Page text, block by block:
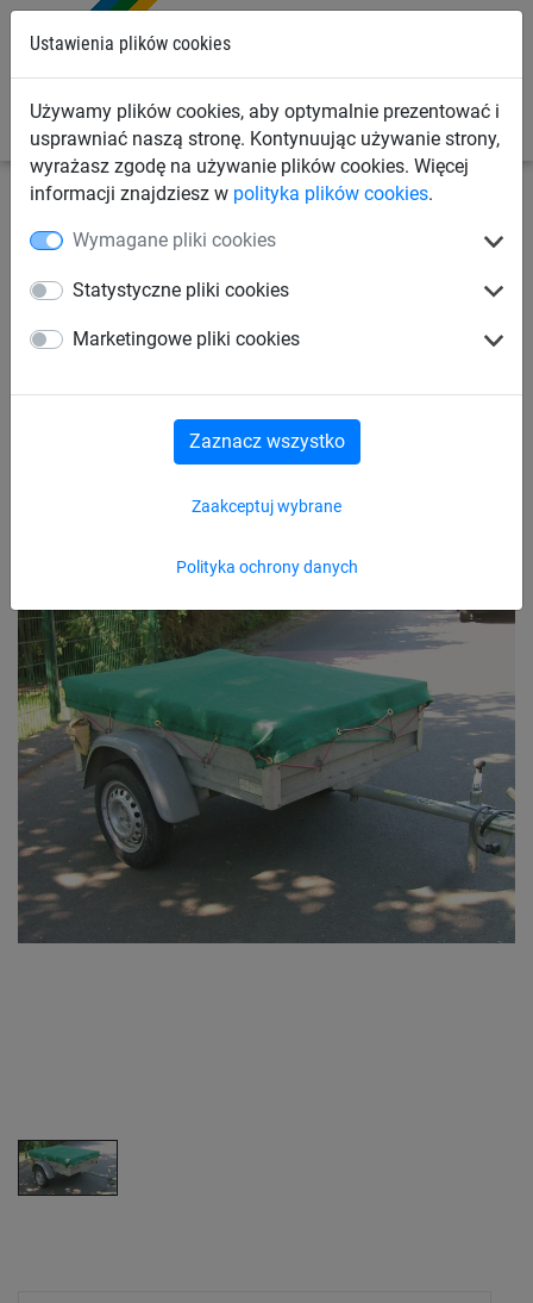
Ustawienia plików cookies
Używamy plików cookies, aby optymalnie prezentować i
usprawniać naszą stronę. Kontynuując używanie strony,
wyrażasz zgodę na używanie plików cookies. Więcej
informacji znajdziesz w polityka plików cookies.
Wymagane pliki cookies
Statystyczne pliki cookies
Marketingowe pliki cookies
Polityka ochrony danych
Zaakceptuj wybrane
Zaznacz wszystko
Plandeki na przyczepki
Plandeka na przyczepy, z linką
(240 g/m², 2 x 3 m)